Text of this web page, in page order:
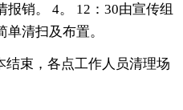
销。 4。 12：30由宣传组
清扫及布置。
束，各点工作人员清理场